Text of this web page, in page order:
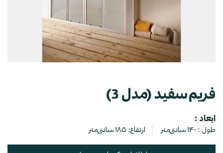
فريم سفيد (مدل 3)
ابعاد :
طول : ۱۴۰ سانتی‌متر ارتفاع: ۱۸۵ سانتی‌متر